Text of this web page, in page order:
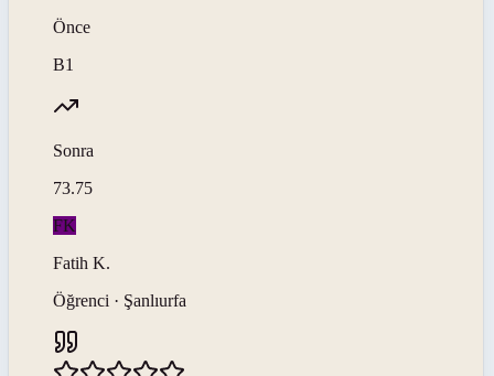
Önce
B1
Sonra
73.75
FK
Fatih K.
Öğrenci · Şanlıurfa